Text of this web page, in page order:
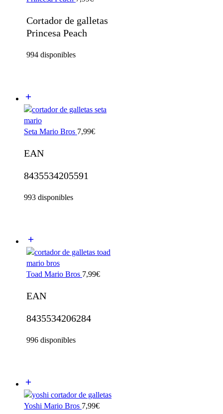
Cortador de galletas
Princesa Peach
994 disponibles
Seta Mario Bros 7,99€
EAN
8435534205591
993 disponibles
Toad Mario Bros 7,99€
EAN
8435534206284
996 disponibles
Yoshi Mario Bros 7,99€